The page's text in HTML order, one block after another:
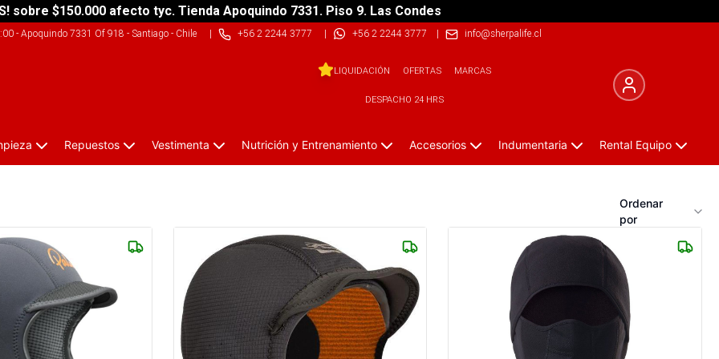
sobre $150.000 afecto tyc. Tienda Apoquindo 7331. Piso 9. Las Condes
- Apoquindo 7331 Of 918 - Santiago - Chile| +56 2 2244 3777 | +56 2 2244 3777 | info@sherpalife.cl
LIQUIDACIÓN OFERTAS MARCAS
DESPACHO 24 HRS
Repuestos Vestimenta Nutrición y Entrenamiento Accesorios Indumentaria Rental Equipo
Ordenar
por